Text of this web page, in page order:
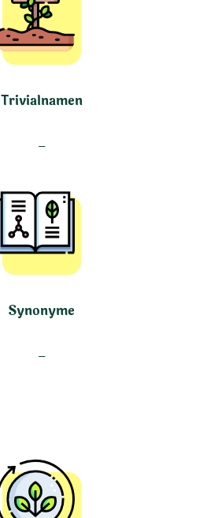
Trivialnamen
–
Synonyme
–